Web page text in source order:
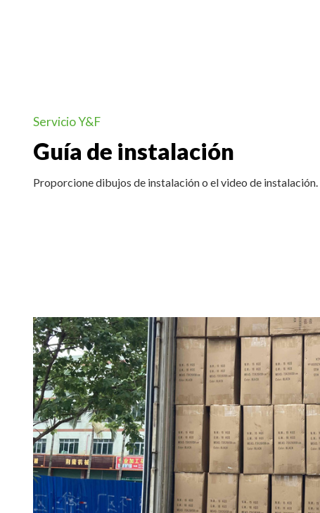
Servicio Y&F
Guía de instalación
Proporcione dibujos de instalación o el video de instalación.